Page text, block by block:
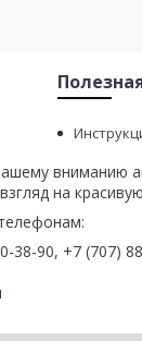
вниманию
на
38-90, +7 (707)